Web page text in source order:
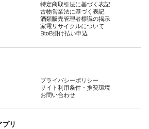
特定商取引法に基づく表記
古物営業法に基づく表記
酒類販売管理者標識の掲示
家電リサイクルについて
BtoB掛け払い申込
プライバシーポリシー
サイト利用条件・推奨環境
お問い合わせ
プリ